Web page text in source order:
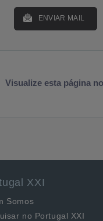
ENVIAR MAIL
Visualize esta página
XXI
Somos
no Portugal XXI